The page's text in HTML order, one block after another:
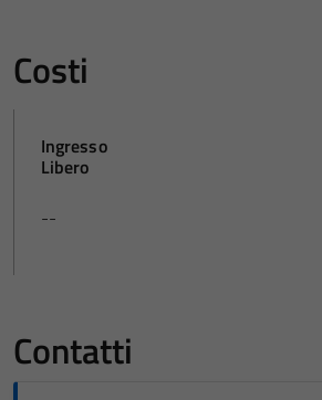
Costi
Ingresso
Libero
--
Contatti